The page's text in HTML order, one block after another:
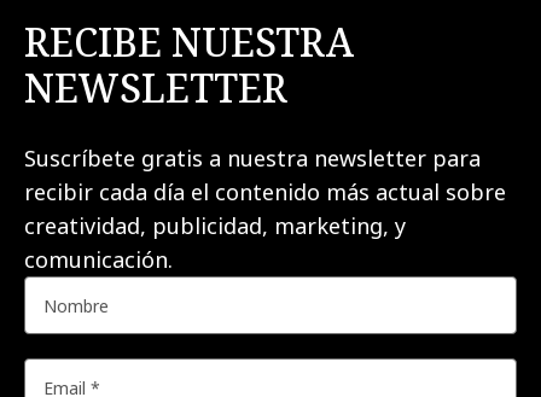
RECIBE NUESTRA
NEWSLETTER
Suscríbete gratis a nuestra newsletter para
recibir cada día el contenido más actual sobre
creatividad, publicidad, marketing, y
comunicación.